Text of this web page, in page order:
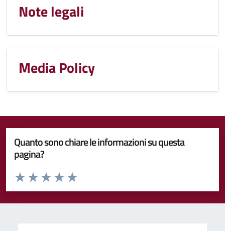
Note legali
Media Policy
Quanto sono chiare le informazioni su questa
pagina?
Valuta da 1 a 5 stelle la pagina
Valuta 5 stelle su 5
Valuta 4 stelle su 5
Valuta 3 stelle su 5
Valuta 2 stelle su 5
Valuta 1 stelle su 5